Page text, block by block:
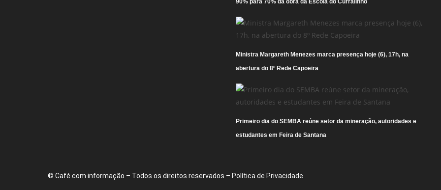
Ministra Margareth Menezes marca presença hoje (6), 17h, na
abertura do 8º Rede Capoeira
Primeiro dia do SEMBA reúne setor da mineração, autoridades e
estudantes em Feira de Santana
© Café com informação – Todos os direitos reservados – Política de Privacidade